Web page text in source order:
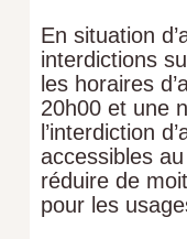
En situation
interdictions
les horaires
20h00 et une
l’interdiction
accessibles
réduire de
pour les